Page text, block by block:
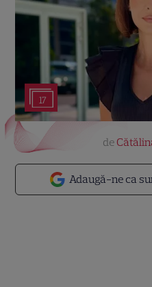
17
Adaugă-ne ca
de